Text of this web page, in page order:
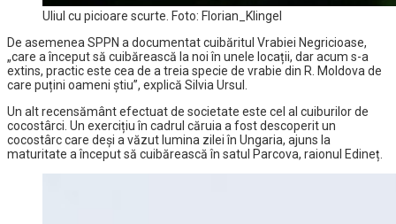
Uliul cu picioare scurte. Foto: Florian_Klingel
De asemenea SPPN a documentat cuibăritul Vrabiei Negricioase,
„care a început să cuibărească la noi în unele locații, dar acum s-a
extins, practic este cea de a treia specie de vrabie din R. Moldova de
care puțini oameni știu”, explică Silvia Ursul.
Un alt recensământ efectuat de societate este cel al cuiburilor de
cocostârci. Un exercițiu în cadrul căruia a fost descoperit un
cocostârc care deși a văzut lumina zilei în Ungaria, ajuns la
maturitate a început să cuibărească în satul Parcova, raionul Edineț.